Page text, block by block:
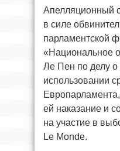
Апелляционный
в силе
парламентской
«Национальное
Ле Пен по делу о
использовании
ей наказание и
на участие в
Le Monde.